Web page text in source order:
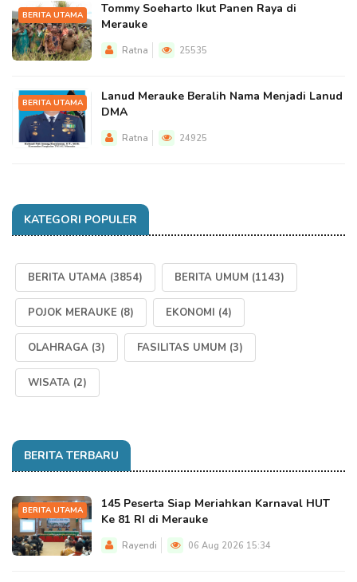
BERITA UTAMA
Tommy Soeharto Ikut Panen Raya di
Merauke
Ratna 25535
BERITA UTAMA
Lanud Merauke Beralih Nama Menjadi Lanud
DMA
Ratna 24925
KATEGORI POPULER
BERITA UTAMA (3854) BERITA UMUM (1143)
POJOK MERAUKE (8) EKONOMI (4)
OLAHRAGA (3) FASILITAS UMUM (3)
WISATA (2)
BERITA TERBARU
BERITA UTAMA
145 Peserta Siap Meriahkan Karnaval HUT
Ke 81 RI di Merauke
Rayendi 06 Aug 2026 15:34